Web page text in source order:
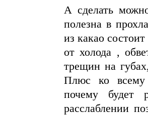
А сделать
полезна в
из какао
от холода ,
трещин на
Плюс ко всему
почему будет
расслаблении